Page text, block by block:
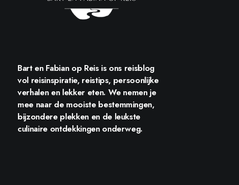
Bart en Fabian op Reisis ons reisblog
vol reisinspiratie, reistips, persoonlijke
verhalen en lekker eten. We nemen je
mee naar de mooiste bestemmingen,
bijzondere plekken en de leukste
culinaire ontdekkingen onderweg.